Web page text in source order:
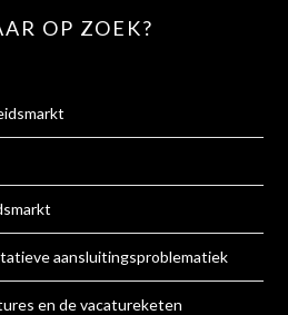
OP ZOEK?
aansluitingsproblematiek
en de vacatureketen